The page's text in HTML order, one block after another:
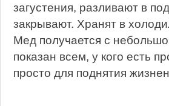
загустения, разливают в
закрывают. Хранят в
Мед получается с
показан всем, у кого есть
просто для поднятия